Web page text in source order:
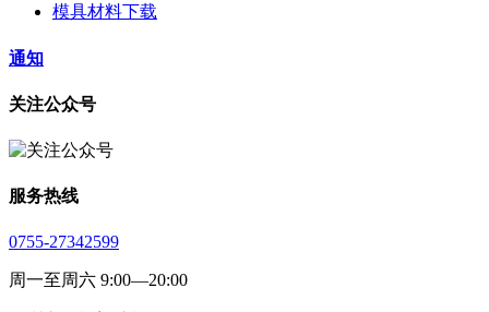
模具材料下载
通知
关注公众号
服务热线
0755-27342599
周一至周六 9:00—20:00